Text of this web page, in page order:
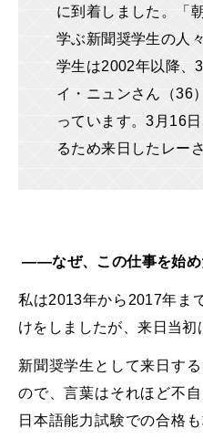
に到着しました。「
学ぶ新聞奨学生の人
学生は2002年以降、
イ・ニュンさん（36
っています。3月16
るため来日したレー
――なぜ、この仕事を始め
私は2013年から2017年ま
けをしましたが、来日当初
新聞奨学生として来日す
ので、言葉はそれほど不
日本語能力試験での合格